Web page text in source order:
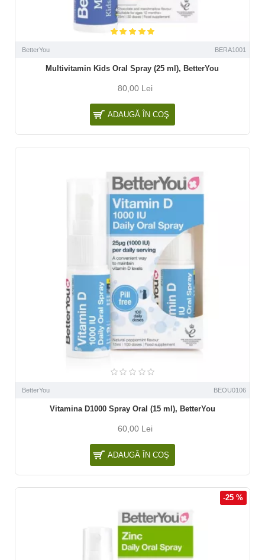
BetterYou BERA1001
Multivitamin Kids Oral Spray (25 ml), BetterYou
80,00 Lei
ADAUGĂ ÎN COŞ
BetterYou BEOU0106
Vitamina D1000 Spray Oral (15 ml), BetterYou
60,00 Lei
ADAUGĂ ÎN COŞ
-25 %